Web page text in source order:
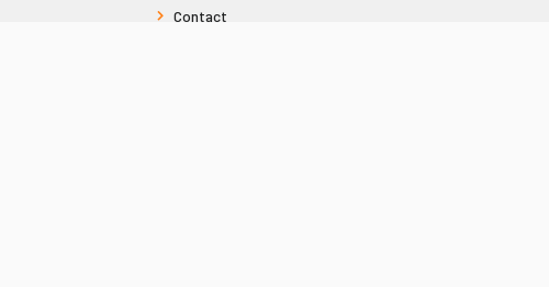
Contact